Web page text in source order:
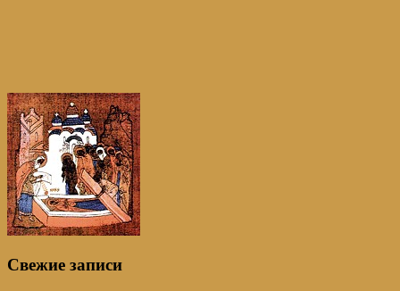
Свежие записи